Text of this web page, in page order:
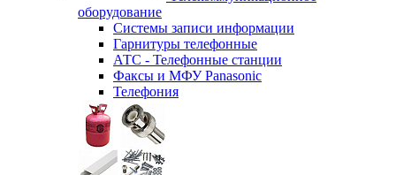
оборудование
Системы записи информации
Гарнитуры телефонные
АТС - Телефонные станции
Факсы и МФУ Panasonic
Телефония